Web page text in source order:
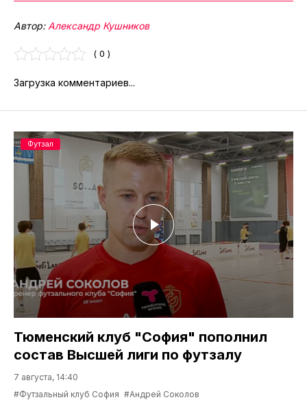
Автор: Александр Кушников
( 0 )
Загрузка комментариев...
Тюменский клуб "София" пополнил
состав Высшей лиги по футзалу
7 августа, 14:40
#Футзальный клуб София #Андрей Соколов
Футзал